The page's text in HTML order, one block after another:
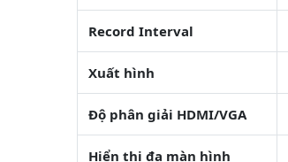
Record Interval
Xuất hình
Độ phân giải HDMI/VGA
Hiển thị đa màn hình